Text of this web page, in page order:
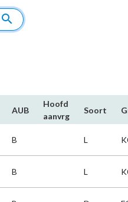
search
AUB
Hoofd​
aanvrg
Soort
B L
B L